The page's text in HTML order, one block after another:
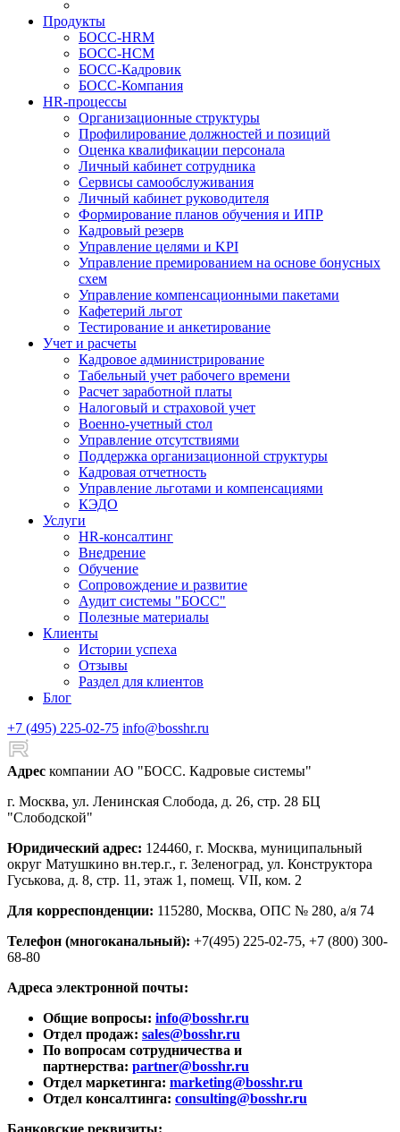
Продукты
БОСС-HRM
БОСС-HCM
БОСС-Кадровик
БОСС-Компания
HR-процессы
Организационные структуры
Профилирование должностей и позиций
Оценка квалификации персонала
Личный кабинет сотрудника
Сервисы самообслуживания
Личный кабинет руководителя
Формирование планов обучения и ИПР
Кадровый резерв
Управление целями и KPI
Управление премированием на основе бонусных
схем
Управление компенсационными пакетами
Кафетерий льгот
Тестирование и анкетирование
Учет и расчеты
Кадровое администрирование
Табельный учет рабочего времени
Расчет заработной платы
Налоговый и страховой учет
Военно-учетный стол
Управление отсутствиями
Поддержка организационной структуры
Кадровая отчетность
Управление льготами и компенсациями
КЭДО
Услуги
HR-консалтинг
Внедрение
Обучение
Сопровождение и развитие
Аудит системы "БОСС"
Полезные материалы
Клиенты
Истории успеха
Отзывы
Раздел для клиентов
Блог
+7 (495) 225-02-75 info@bosshr.ru
Адрес компании АО "БОСС. Кадровые системы"
г. Москва, ул. Ленинская Слобода, д. 26, стр. 28 БЦ
"Слободской"
Юридический адрес: 124460, г. Москва, муниципальный
округ Матушкино вн.тер.г., г. Зеленоград, ул. Конструктора
Гуськова, д. 8, стр. 11, этаж 1, помещ. VII, ком. 2
Для корреспонденции: 115280, Москва, ОПС № 280, а/я 74
Телефон (многоканальный): +7(495) 225-02-75, +7 (800) 300-
68-80
Адреса электронной почты:
Общие вопросы: info@bosshr.ru
Отдел продаж: sales@bosshr.ru
По вопросам сотрудничества и
партнерства: partner@bosshr.ru
Отдел маркетинга: marketing@bosshr.ru
Отдел консалтинга: consulting@bosshr.ru
Банковские реквизиты: